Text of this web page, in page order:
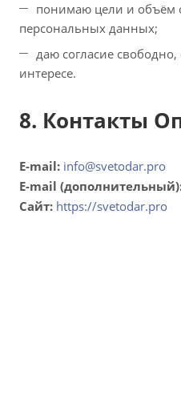
понимаю цели и объём
персональных данных;
даю согласие
интересе.
8. Контакты
E-mail: info@svetodar.pro
E-mail
Сайт: https://svetodar.pro